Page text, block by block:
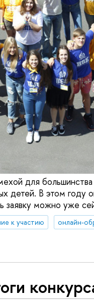
для
В этом году
заявку можно уже
к участию
онлайн-